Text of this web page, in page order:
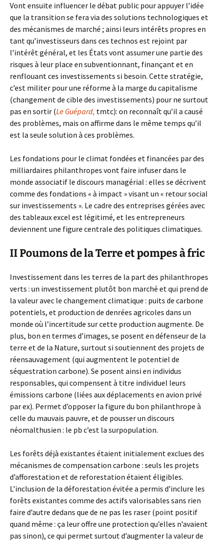
Vont ensuite influencer le débat public pour appuyer l’idée
que la transition se fera via des solutions technologiques et
des mécanismes de marché ; ainsi leurs intérêts propres en
tant qu’investisseurs dans ces technos est rejoint par
l’intérêt général, et les États vont assumer une partie des
risques à leur place en subventionnant, finançant et en
renflouant ces investissements si besoin. Cette stratégie,
c’est militer pour une réforme à la marge du capitalisme
(changement de cible des investissements) pour ne surtout
pas en sortir (Le Guépard, tmtc): on reconnaît qu’il a causé
des problèmes, mais on affirme dans le même temps qu’il
est la seule solution à ces problèmes.
Les fondations pour le climat fondées et financées par des
milliardaires philanthropes vont faire infuser dans le
monde associatif le discours managérial : elles se décrivent
comme des fondations « à impact » visant un « retour social
sur investissements ». Le cadre des entreprises gérées avec
des tableaux excel est légitimé, et les entrepreneurs
deviennent une figure centrale des politiques climatiques.
II Poumons de la Terre et pompes à fric
Investissement dans les terres de la part des philanthropes
verts : un investissement plutôt bon marché et qui prend de
la valeur avec le changement climatique : puits de carbone
potentiels, et production de denrées agricoles dans un
monde où l’incertitude sur cette production augmente. De
plus, bon en termes d’images, se posent en défenseur de la
terre et de la Nature, surtout si soutiennent des projets de
réensauvagement (qui augmentent le potentiel de
séquestration carbone). Se posent ainsi en individus
responsables, qui compensent à titre individuel leurs
émissions carbone (liées aux déplacements en avion privé
par ex). Permet d’opposer la figure du bon philanthrope à
celle du mauvais pauvre, et de pousser un discours
néomalthusien : le pb c’est la surpopulation.
Les forêts déjà existantes étaient initialement exclues des
mécanismes de compensation carbone : seuls les projets
d’afforestation et de reforestation étaient éligibles.
L’inclusion de la déforestation évitée a permis d’inclure les
forêts existantes comme des actifs valorisables sans rien
faire d’autre dedans que de ne pas les raser (point positif
quand même : ça leur offre une protection qu’elles n’avaient
pas sinon), ce qui permet surtout d’augmenter la valeur de